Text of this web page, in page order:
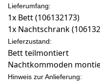
Lieferumfang:
1x Bett (106132173)
1x Nachtschrank
Lieferzustand:
Bett teilmontiert
Nachtkommoden
Hinweis zur Anlieferung: